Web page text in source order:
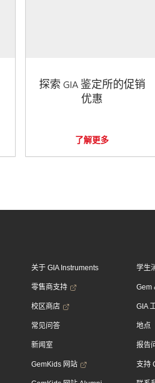
探索 GIA 鉴定所的促销
优惠
了解更多
关于 GIA Instruments
零售商支持
校区商店
常见问答
新闻室
GemKids 网站
学生
Gem
GIA
地点
报告
支持